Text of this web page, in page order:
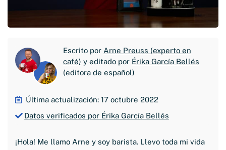
Escrito por Arne Preuss (experto en
café) y editado por Érika García Bellés
(editora de español)
Última actualización: 17 octubre 2022
Datos verificados por Érika García Bellés
¡Hola! Me llamo Arne y soy barista. Llevo toda mi vida